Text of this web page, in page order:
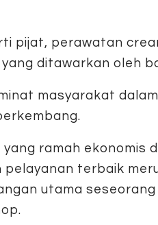
pijat, perawatan
ditawarkan oleh
masyarakat
ramah ekonomis
pelayanan terbaik
utama